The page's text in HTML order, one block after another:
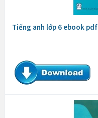
Tiếng anh lớp 6 ebook pdf